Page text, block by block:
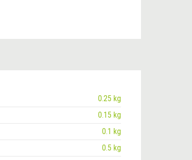
0.25 kg
0.15 kg
0.1 kg
0.5 kg